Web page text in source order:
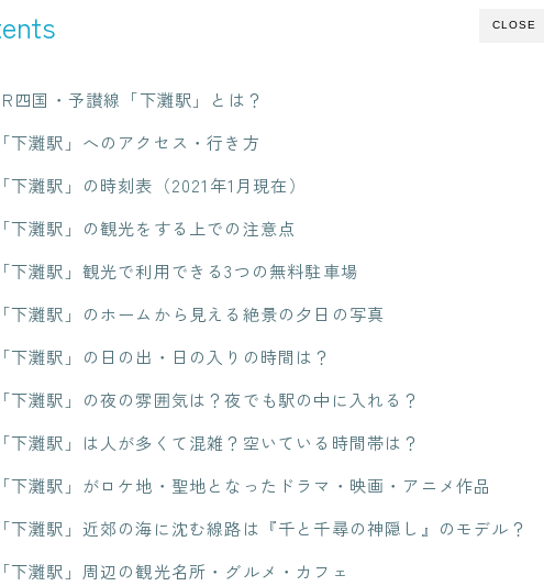
CLOSE
四国・予讃線「下灘駅」とは？
下灘駅」へのアクセス・行き方
下灘駅」の時刻表（2021年1月現在）
下灘駅」の観光をする上での注意点
下灘駅」観光で利用できる3つの無料駐車場
下灘駅」のホームから見える絶景の夕日の写真
下灘駅」の日の出・日の入りの時間は？
下灘駅」の夜の雰囲気は？夜でも駅の中に入れる？
下灘駅」は人が多くて混雑？空いている時間帯は？
下灘駅」がロケ地・聖地となったドラマ・映画・アニメ作品
下灘駅」近郊の海に沈む線路は『千と千尋の神隠し』のモデル？
下灘駅」周辺の観光名所・グルメ・カフェ